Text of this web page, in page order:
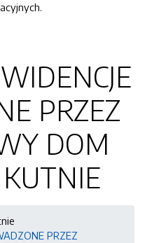
PRZEZ
DOM
PRZEZ